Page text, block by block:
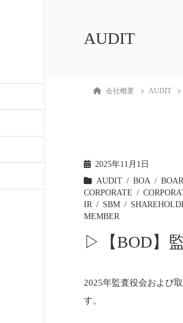
AUDIT
会社概要 AUDIT
2025年11月1日
AUDIT
BOA
CORPORATE
IR
SBM
MEMBER
▷【BOD】
2025年監査役会および
す。